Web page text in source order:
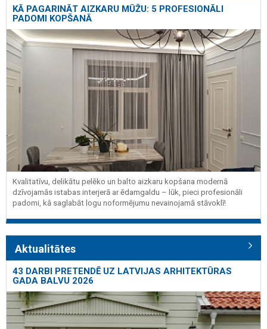
KĀ PAGARINĀT AIZKARU MŪŽU: 5 PROFESIONĀLI
PADOMI KOPŠANĀ
Kvalitatīvu, delikātu pelēko un balto aizkaru kopšana modernā
dzīvojamās istabas interjerā ar ēdamgaldu – lūk, pieci profesionāli
padomi, kā saglabāt logu noformējumu nevainojamā stāvoklī!
Aktualitātes
43 DARBI PRETENDĒ UZ LATVIJAS ARHITEKTŪRAS
GADA BALVU 2026